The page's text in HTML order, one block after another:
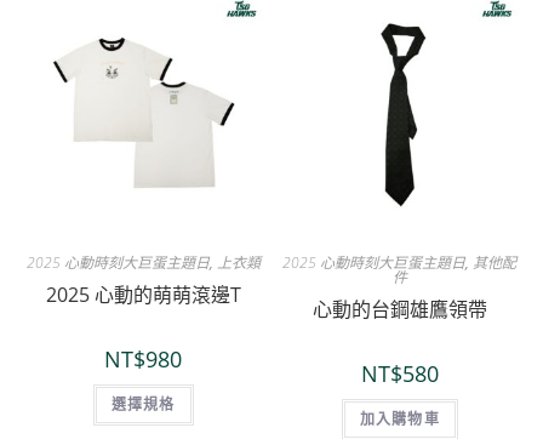
2025 心動時刻大巨蛋主題日, 上衣類
2025 心動的萌萌滾邊T
NT$980
選擇規格
2025 心動時刻大巨蛋主題日, 其他配
件
心動的台鋼雄鷹領帶
NT$580
加入購物車